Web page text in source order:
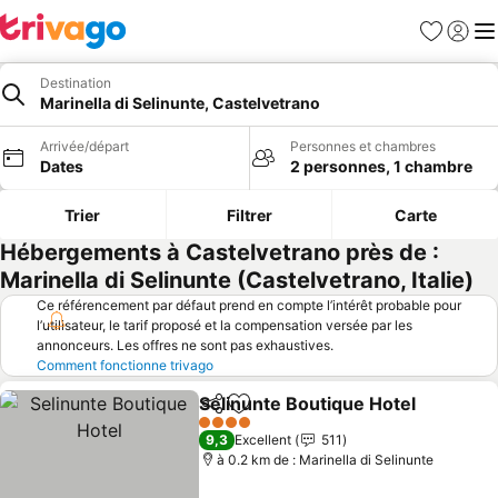
Favoris
Se
Destination
Marinella di Selinunte, Castelvetrano
Arrivée/départ
Dates
Personnes et chambres
2 personnes, 1 chambre
Trier Filtrer Carte
Hébergements à Castelvetrano près de :
Marinella di Selinunte (Castelvetrano, Italie)
Ce référencement par défaut prend en compte l’intérêt probable pour
l’utilisateur, le tarif proposé et la compensation versée par les
annonceurs. Les offres ne sont pas exhaustives.
Comment fonctionne trivago
PartagerAjouter à mes favoris
Selinunte Boutique Hotel
4 Étoiles
9,3 Excellent
511
à 0.2 km de : Marinella di Selinunte